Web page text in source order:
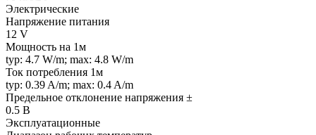
Электрические
Напряжение питания
12 V
Мощность на 1м
typ: 4.7 W/m; max: 4.8 W/m
Ток потребления 1м
typ: 0.39 A/m; max: 0.4 A/m
Предельное отклонение напряжения ±
0.5 В
Эксплуатационные